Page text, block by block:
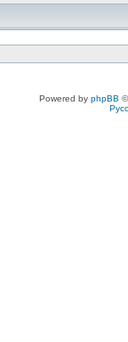
Powered by phpBB